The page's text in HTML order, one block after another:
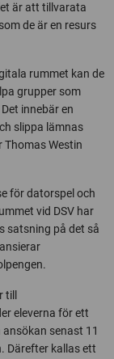
är att tillvarata
de är en resurs
rummet kan de
grupper som
innebär en
slippa lämnas
Westin
för datorspel och
vid DSV har
satsning på det så
eleverna för ett
ansökan senast 11
Därefter kallas ett